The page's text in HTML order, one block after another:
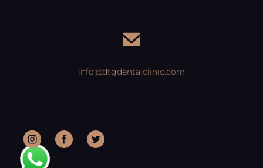
info@dtgdentalclinic.com